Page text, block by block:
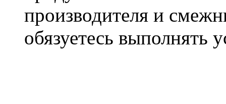
производителя и
обязуетесь выполнять